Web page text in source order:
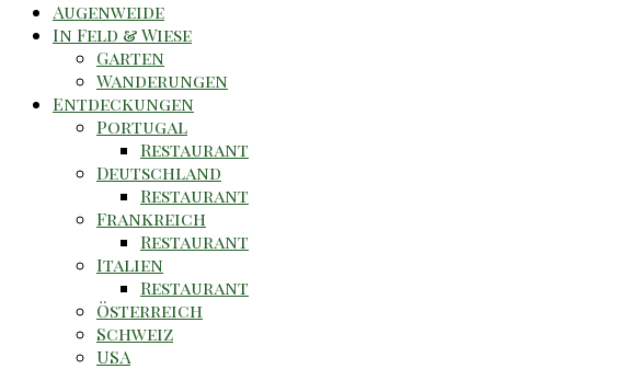
Augenweide
In Feld & Wiese
Garten
Wanderungen
Entdeckungen
Portugal
Restaurant
Deutschland
Restaurant
Frankreich
Restaurant
Italien
Restaurant
Österreich
Schweiz
USA